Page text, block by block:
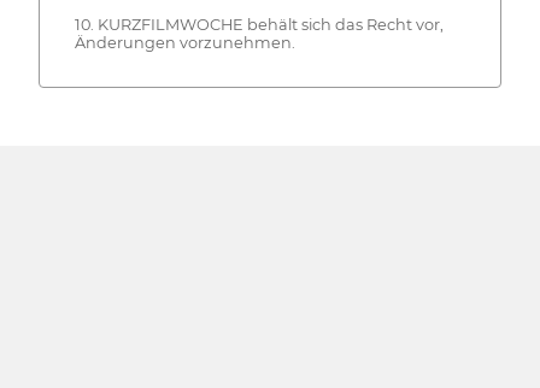
10. KURZFILMWOCHE behält sich das Recht vor,
Änderungen vorzunehmen.